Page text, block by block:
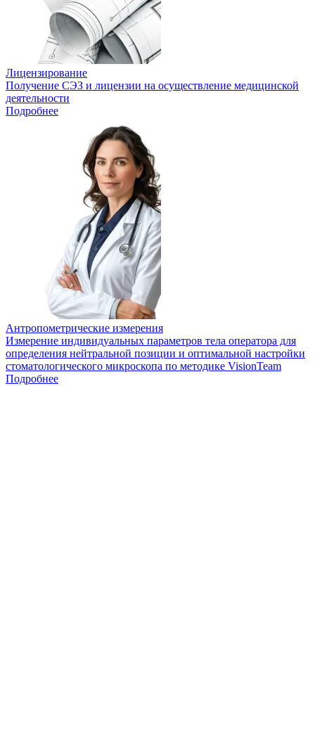
Лицензирование
Получение СЭЗ и лицензии на осуществление медицинской
деятельности
Подробнее
Антропометрические измерения
Измерение индивидуальных параметров тела оператора для
определения нейтральной позиции и оптимальной настройки
стоматологического микроскопа по методике VisionTeam
Подробнее